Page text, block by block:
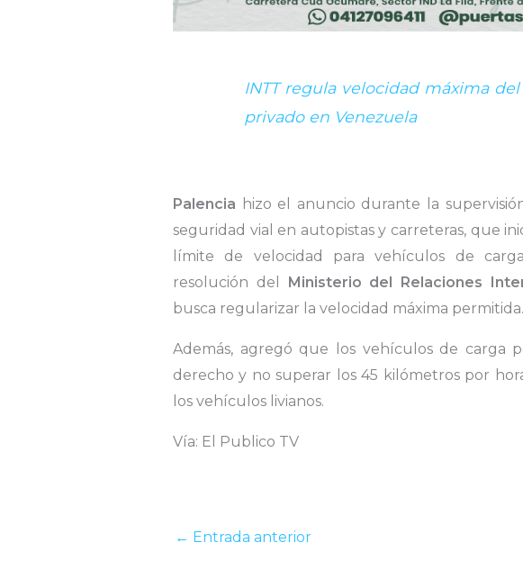
INTT regula velocidad máxima
privado en Venezuela
Palencia hizo el anuncio durante la
seguridad vial en autopistas y carreteras, que
límite de velocidad para vehículos de
resolución del Ministerio del Relaciones
busca regularizar la velocidad máxima permitida.
Además, agregó que los vehículos de carga
derecho y no superar los 45 kilómetros por
los vehículos livianos.
Vía: El Publico TV
← Entrada anterior